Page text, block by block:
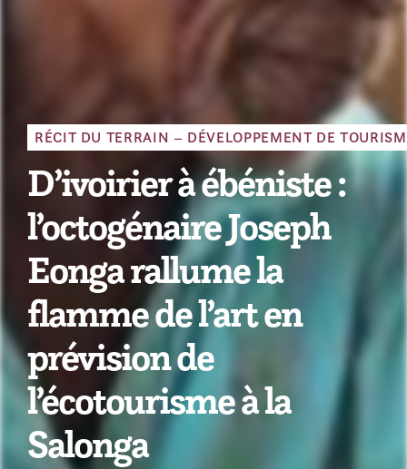
RÉCIT DU TERRAIN – DÉVELOPPEMENT DE
D’ivoirier à ébéniste :
l’octogénaire Joseph
Eonga rallume la
flamme de l’art en
prévision de
l’écotourisme à la
Salonga